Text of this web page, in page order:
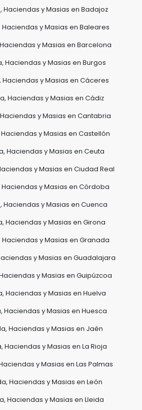
Haciendas y Masias en Badajoz
y Masias en Baleares
y Masias en Barcelona
Haciendas y Masias en Burgos
Haciendas y Masias en Cáceres
Haciendas y Masias en Cádiz
y Masias en Cantabria
y Masias en Castellón
Haciendas y Masias en Ceuta
y Masias en Ciudad Real
y Masias en Córdoba
Haciendas y Masias en Cuenca
Haciendas y Masias en Girona
y Masias en Granada
y Masias en Guadalajara
y Masias en Guipúzcoa
Haciendas y Masias en Huelva
Haciendas y Masias en Huesca
Haciendas y Masias en Jaén
Haciendas y Masias en La Rioja
y Masias en Las Palmas
Haciendas y Masias en León
Haciendas y Masias en Lleida